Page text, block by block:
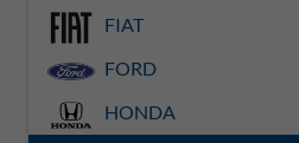
FIAT
FORD
HONDA